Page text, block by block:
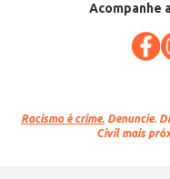
Acompanhe
Racismo é crime. Denuncie.
Civil mais